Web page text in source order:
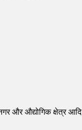
और औद्योगिक क्षेत्र